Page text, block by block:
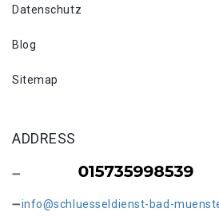
Datenschutz
Blog
Sitemap
ADDRESS
info@schluesseldienst-bad-